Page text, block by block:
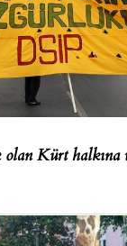
olan Kürt halkına